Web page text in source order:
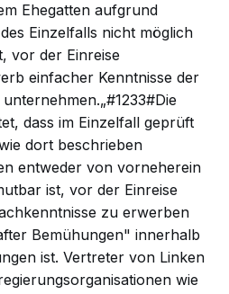
Ehegatten aufgrund
Einzelfalls nicht möglich
vor der Einreise
einfacher Kenntnisse der
dass im Einzelfall geprüft
dort beschrieben
entweder von vorneherein
ist, vor der Einreise
zu erwerben
Bemühungen" innerhalb
ist. Vertreter von Linken
wie